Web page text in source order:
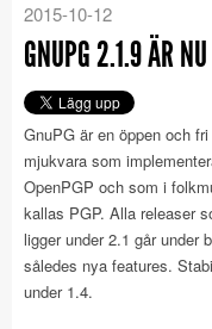
2015-10-12
GNUPG 2.1.9 ÄR
GnuPG är en öppen och fri
mjukvara som
OpenPGP och som i
kallas PGP. Alla releaser
ligger under 2.1 går under
således nya features.
under 1.4.